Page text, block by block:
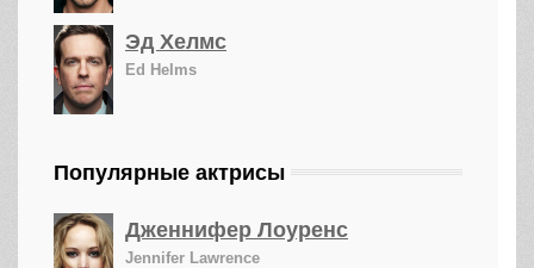
Эд Хелмс
Ed Helms
Популярные актрисы
Дженнифер Лоуренс
Jennifer Lawrence